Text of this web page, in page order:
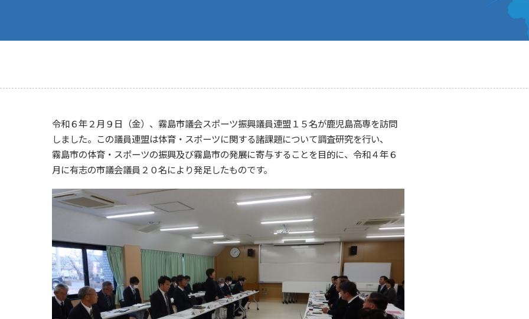
令和６年２月９日（金）、霧島市議会スポーツ振興議員連盟１５名が鹿児島高専を訪問
しました。この議員連盟は体育・スポーツに関する諸課題について調査研究を行い、
霧島市の体育・スポーツの振興及び霧島市の発展に寄与することを目的に、令和４年６
月に有志の市議会議員２０名により発足したものです。